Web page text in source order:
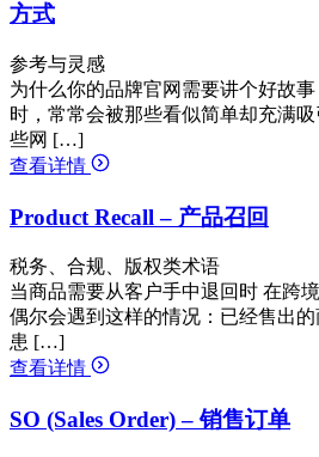
方式
参考与灵感
为什么你的品牌官网需要讲个好故
时，常常会被那些看似简单却充满
些网 […]
查看详情
Product Recall – 产品召回
税务、合规、版权类术语
当商品需要从客户手中退回时 在跨
偶尔会遇到这样的情况：已经售出
患 […]
查看详情
SO (Sales Order) – 销售订单